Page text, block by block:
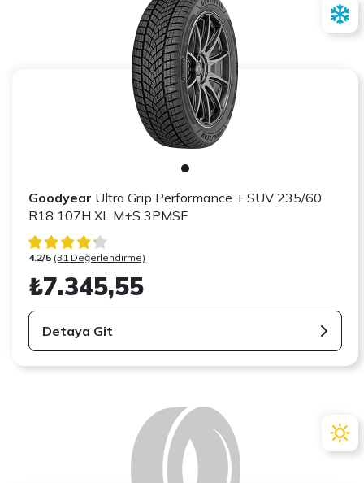
Goodyear Ultra Grip Performance + SUV 235/60
R18 107H XL M+S 3PMSF
4.2/5 (31 Değerlendirme)
₺7.345,55
Detaya Git